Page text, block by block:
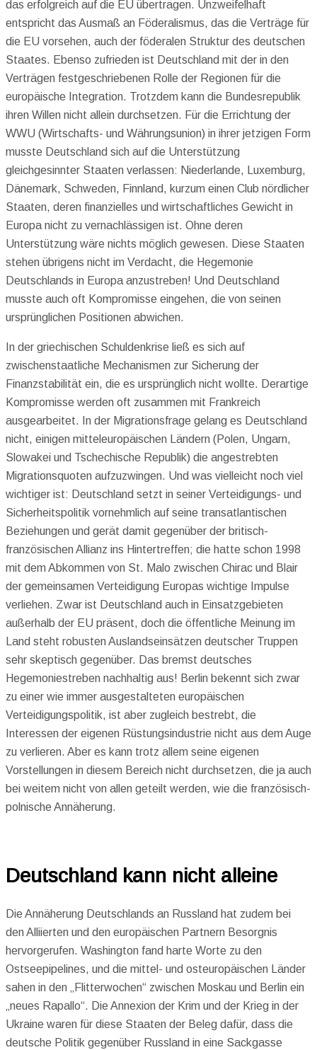
das erfolgreich auf die EU übertragen. Unzweifelhaft
entspricht das Ausmaß an Föderalismus, das die Verträge für
die EU vorsehen, auch der föderalen Struktur des deutschen
Staates. Ebenso zufrieden ist Deutschland mit der in den
Verträgen festgeschriebenen Rolle der Regionen für die
europäische Integration. Trotzdem kann die Bundesrepublik
ihren Willen nicht allein durchsetzen. Für die Errichtung der
WWU (Wirtschafts- und Währungsunion) in ihrer jetzigen Form
musste Deutschland sich auf die Unterstützung
gleichgesinnter Staaten verlassen: Niederlande, Luxemburg,
Dänemark, Schweden, Finnland, kurzum einen Club nördlicher
Staaten, deren finanzielles und wirtschaftliches Gewicht in
Europa nicht zu vernachlässigen ist. Ohne deren
Unterstützung wäre nichts möglich gewesen. Diese Staaten
stehen übrigens nicht im Verdacht, die Hegemonie
Deutschlands in Europa anzustreben! Und Deutschland
musste auch oft Kompromisse eingehen, die von seinen
ursprünglichen Positionen abwichen.
In der griechischen Schuldenkrise ließ es sich auf
zwischenstaatliche Mechanismen zur Sicherung der
Finanzstabilität ein, die es ursprünglich nicht wollte. Derartige
Kompromisse werden oft zusammen mit Frankreich
ausgearbeitet. In der Migrationsfrage gelang es Deutschland
nicht, einigen mitteleuropäischen Ländern (Polen, Ungarn,
Slowakei und Tschechische Republik) die angestrebten
Migrationsquoten aufzuzwingen. Und was vielleicht noch viel
wichtiger ist: Deutschland setzt in seiner Verteidigungs- und
Sicherheitspolitik vornehmlich auf seine transatlantischen
Beziehungen und gerät damit gegenüber der britisch-
französischen Allianz ins Hintertreffen; die hatte schon 1998
mit dem Abkommen von St. Malo zwischen Chirac und Blair
der gemeinsamen Verteidigung Europas wichtige Impulse
verliehen. Zwar ist Deutschland auch in Einsatzgebieten
außerhalb der EU präsent, doch die öffentliche Meinung im
Land steht robusten Auslandseinsätzen deutscher Truppen
sehr skeptisch gegenüber. Das bremst deutsches
Hegemoniestreben nachhaltig aus! Berlin bekennt sich zwar
zu einer wie immer ausgestalteten europäischen
Verteidigungspolitik, ist aber zugleich bestrebt, die
Interessen der eigenen Rüstungsindustrie nicht aus dem Auge
zu verlieren. Aber es kann trotz allem seine eigenen
Vorstellungen in diesem Bereich nicht durchsetzen, die ja auch
bei weitem nicht von allen geteilt werden, wie die französisch-
polnische Annäherung.
Deutschland kann nicht alleine
Die Annäherung Deutschlands an Russland hat zudem bei
den Alliierten und den europäischen Partnern Besorgnis
hervorgerufen. Washington fand harte Worte zu den
Ostseepipelines, und die mittel- und osteuropäischen Länder
sahen in den „Flitterwochen“ zwischen Moskau und Berlin ein
„neues Rapallo“. Die Annexion der Krim und der Krieg in der
Ukraine waren für diese Staaten der Beleg dafür, dass die
deutsche Politik gegenüber Russland in eine Sackgasse